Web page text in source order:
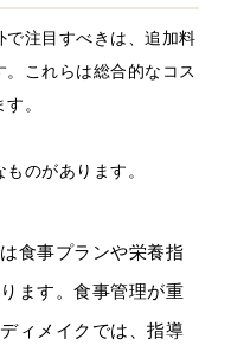
注目すべきは、追加料
これらは総合的なコス
。
のがあります。
食事プランや栄養指
ます。食事管理が重
ィメイクでは、指導